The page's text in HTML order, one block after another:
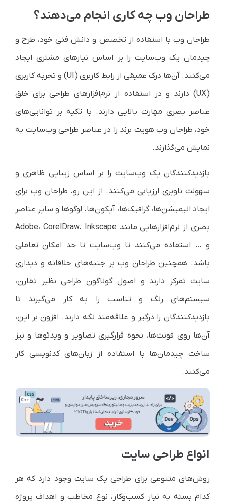
طراحان وب چه کاری انجام می‌دهند؟
طراحان وب با استفاده از تخصص و دانش فنی خود، طرح و
چیدمان یک وب‌سایت را بر اساس نیازهای مشتری ایجاد
می‌کنند. آن‌ها درک عمیقی از رابط کاربری (UI) و تجربه کاربری
(UX) دارند و در استفاده از نرم‌افزارهای طراحی برای خلق
عناصر بصری مهارت بالایی دارند. با تکیه بر توانایی‌های
خود، طراحان وب هویت برند را در عناصر طراحی وب‌سایت به
نمایش می‌گذارند.
بازدیدکنندگان یک وب‌سایت را بر اساس زیبایی ظاهری و
سهولت ناوبری ارزیابی می‌کنند. از این رو، طراحان وب برای
ایجاد انیمیشن‌ها، گرافیک‌ها، آیکون‌ها، لوگوها و سایر عناصر
بصری از نرم‌افزارهایی مانند Adobe، CorelDraw، Inkscape
و … استفاده می‌کنند تا وب‌سایت تا حد امکان تعاملی
باشد. همچنین طراحان وب بر جنبه‌های خلاقانه و دیداری
سایت تمرکز دارند و اصول گوناگون طراحی نظیر تقارن،
سیستم‌های رنگ و تناسب را به کار می‌گیرند تا
بازدیدکنندگان را درگیر و علاقه‌مند نگه دارند. افزون بر این،
آن‌ها روی فونت‌ها، نحوه قرارگیری تصاویر و ویدئوها و نیز
ساخت چیدمان‌ها با استفاده از زبان‌های کدنویسی کار
می‌کنند.
انواع طراحی سایت
روش‌های متنوعی برای طراحی یک سایت وجود دارد که هر
کدام بسته به نیاز کسب‌وکار، نوع مخاطب و اهداف پروژه